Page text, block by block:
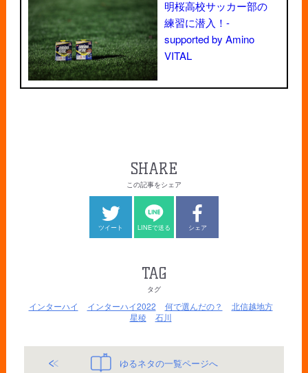
明桜高校サッカー部の
練習に潜入！-
supported by Amino
VITAL
SHARE
この記事をシェア
ツイート LINEで送る シェア
TAG
タグ
インターハイ インターハイ2022 何で選んだの？
北信越地方
星稜
石川
ゆるネタの一覧ページへ